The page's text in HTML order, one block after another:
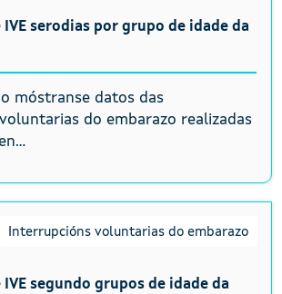
IVE serodias por grupo de idade da
móstranse datos das
do embarazo realizadas
Interrupcións voluntarias do embarazo
IVE segundo grupos de idade da